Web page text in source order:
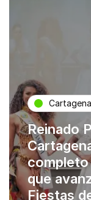
Cartagena
Reinado
completo
que
Fiestas